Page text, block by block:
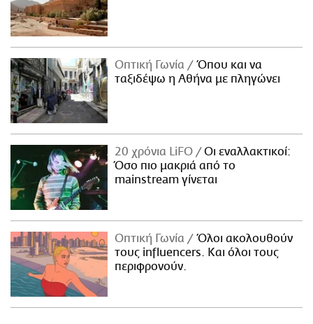
Οπτική Γωνία
Όπου και να
ταξιδέψω η Αθήνα με πληγώνει
20 χρόνια LiFO
Οι εναλλακτικοί:
Όσο πιο μακριά από το
mainstream γίνεται
Οπτική Γωνία
Όλοι ακολουθούν
τους influencers. Και όλοι τους
περιφρονούν.